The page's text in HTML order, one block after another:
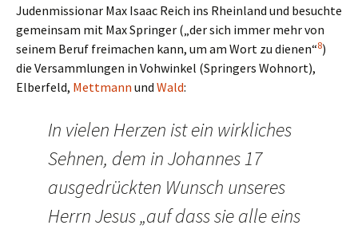
Judenmissionar Max Isaac Reich ins Rheinland und besuchte
gemeinsam mit Max Springer („der sich immer mehr von
seinem Beruf freimachen kann, um am Wort zu dienen“8)
die Versammlungen in Vohwinkel (Springers Wohnort),
Elberfeld, Mettmann und Wald:
In vielen Herzen ist ein wirkliches
Sehnen, dem in Johannes 17
ausgedrückten Wunsch unseres
Herrn Jesus „auf dass sie alle eins